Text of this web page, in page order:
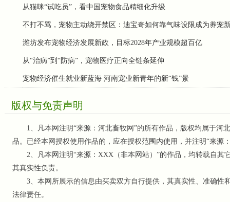
从猫咪“试吃员”，看中国宠物食品精细化升级
不打不骂，宠物主动绕开禁区：迪宝奇如何靠气味设限成为养宠
潍坊发布宠物经济发展新政，目标2028年产业规模超百亿
从“治病”到“防病”，宠物医疗正向全链条延伸
宠物经济催生就业新蓝海 河南宠业新青年的新“钱”景
版权与免责声明
1、凡本网注明“来源：河北畜牧网”的所有作品，版权均属于河
品。已经本网授权使用作品的，应在授权范围内使用，并注明“来源
2、凡本网注明“来源：XXX（非本网站）”的作品，均转载自其
其真实性负责。
3、本网所展示的信息由买卖双方自行提供，其真实性、准确性
法律责任。